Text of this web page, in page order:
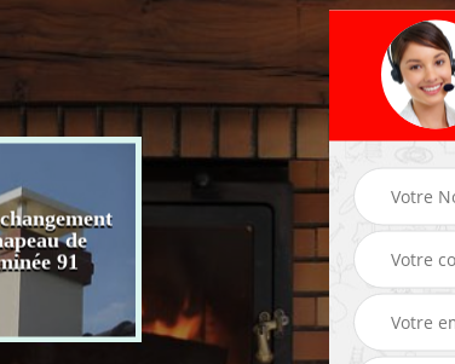
de
91
Ramonage de
chaudière 91